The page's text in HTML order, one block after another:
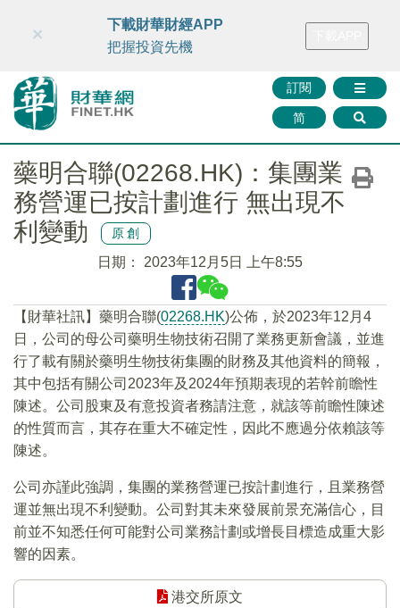
財華智庫網 FINTV FINMETA 財華證券 媒體矩陣
訂閱
简
×
下載財華財經APP
把握投資先機
藥明合聯(02268.HK)：集團業
務營運已按計劃進行 無出現不
利變動
原創
日期： 2023年12月5日 上午8:55
【財華社訊】藥明合聯(02268.HK)公佈，於2023年12月4
日，公司的母公司藥明生物技術召開了業務更新會議，並進
行了載有關於藥明生物技術集團的財務及其他資料的簡報，
其中包括有關公司2023年及2024年預期表現的若幹前瞻性
陳述。公司股東及有意投資者務請注意，就該等前瞻性陳述
的性質而言，其存在重大不確定性，因此不應過分依賴該等
陳述。
公司亦謹此強調，集團的業務營運已按計劃進行，且業務營
運並無出現不利變動。公司對其未來發展前景充滿信心，目
前並不知悉任何可能對公司業務計劃或增長目標造成重大影
響的因素。
港交所原文